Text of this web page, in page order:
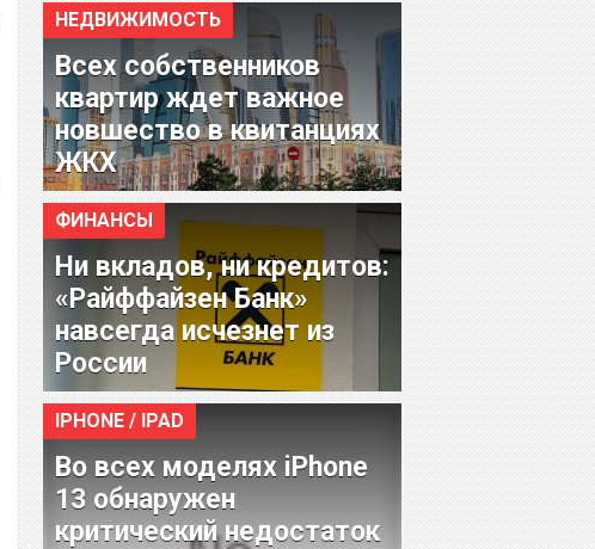
НЕДВИЖИМОСТЬ
Всех собственников
квартир ждет важное
новшество в квитанциях
ЖКХ
ФИНАНСЫ
Ни вкладов, ни кредитов:
«Райффайзен Банк»
навсегда исчезнет из
России
IPHONE / IPAD
Во всех моделях iPhone
13 обнаружен
критический недостаток